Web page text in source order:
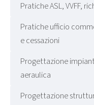
Pratiche ASL, VVFF,
Pratiche ufficio
e cessazioni
Progettazione
aeraulica
Progettazione